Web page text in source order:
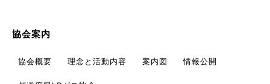
協会案内
協会概要 理念と活動内容 案内図 情報公開